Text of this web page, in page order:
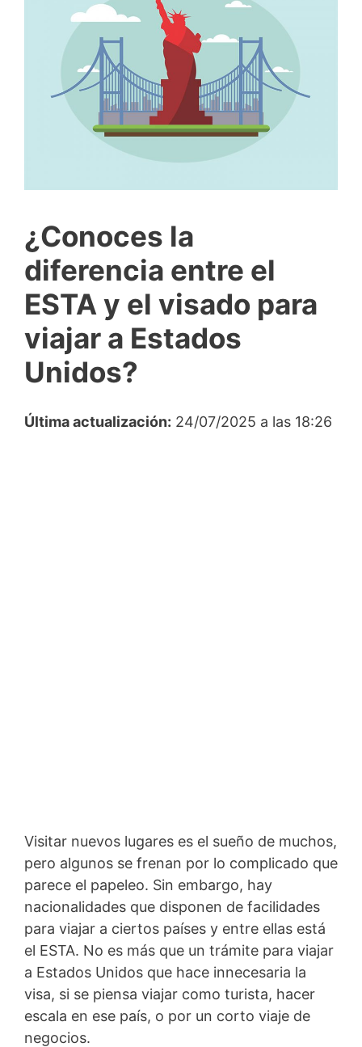
¿Conoces la
diferencia entre el
ESTA y el visado para
viajar a Estados
Unidos?
Última actualización: 24/07/2025 a las 18:26
Visitar nuevos lugares es el sueño de muchos,
pero algunos se frenan por lo complicado que
parece el papeleo. Sin embargo, hay
nacionalidades que disponen de facilidades
para viajar a ciertos países y entre ellas está
el ESTA. No es más que un trámite para viajar
a Estados Unidos que hace innecesaria la
visa, si se piensa viajar como turista, hacer
escala en ese país, o por un corto viaje de
negocios.